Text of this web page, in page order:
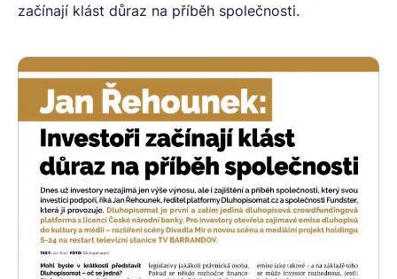
začínají klást důraz na příběh společnosti.